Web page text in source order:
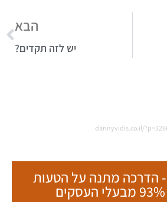
הבא
יש לזה תקדים?
dannyvidis.co.il/
- הדרכה מתנה על הטעות